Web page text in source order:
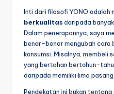
Inti dari filosofi YONO adalah
berkualitasdaripada
Dalam penerapannya, saya
benar-benar mengubah cara
konsumsi. Misalnya, membeli
yang bertahan bertahun-
daripada memiliki lima
Pendekatan ini bukan